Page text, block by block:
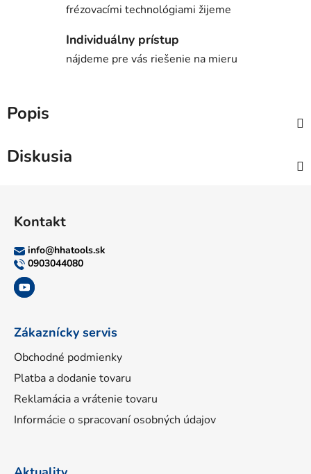
frézovacími technológiami žijeme
Individuálny prístup
nájdeme pre vás riešenie na mieru
Popis
Diskusia
Kontakt
info@hhatools.sk
0903044080
Zákaznícky servis
Obchodné podmienky
Platba a dodanie tovaru
Reklamácia a vrátenie tovaru
Informácie o spracovaní osobných údajov